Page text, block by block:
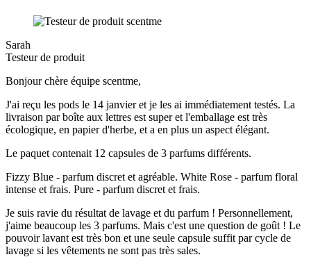
Sarah
Testeur de produit
Bonjour chère équipe scentme,
J'ai reçu les pods le 14 janvier et je les ai immédiatement testés. La
livraison par boîte aux lettres est super et l'emballage est très
écologique, en papier d'herbe, et a en plus un aspect élégant.
Le paquet contenait 12 capsules de 3 parfums différents.
Fizzy Blue - parfum discret et agréable. White Rose - parfum floral
intense et frais. Pure - parfum discret et frais.
Je suis ravie du résultat de lavage et du parfum ! Personnellement,
j'aime beaucoup les 3 parfums. Mais c'est une question de goût ! Le
pouvoir lavant est très bon et une seule capsule suffit par cycle de
lavage si les vêtements ne sont pas très sales.